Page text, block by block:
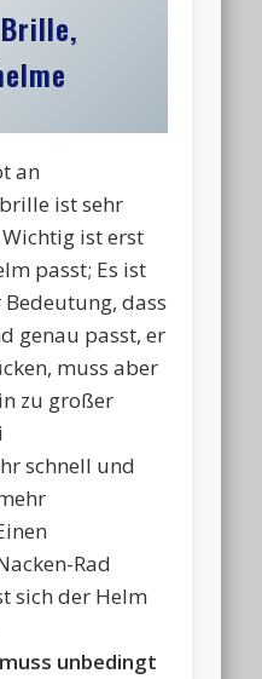
an
ist sehr
ist erst
passt; Es ist
dass
genau passt, er
muss aber
zu großer
schnell und
Rad
sich der Helm
unbedingt